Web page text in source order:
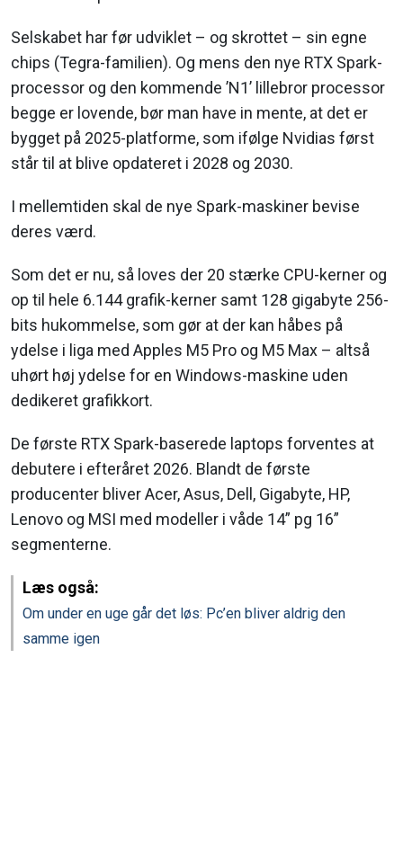
Selskabet har før udviklet – og skrottet – sin egne
chips (Tegra-familien). Og mens den nye RTX Spark-
processor og den kommende ’N1’ lillebror processor
begge er lovende, bør man have in mente, at det er
bygget på 2025-platforme, som ifølge Nvidias først
står til at blive opdateret i 2028 og 2030.
I mellemtiden skal de nye Spark-maskiner bevise
deres værd.
Som det er nu, så loves der 20 stærke CPU-kerner og
op til hele 6.144 grafik-kerner samt 128 gigabyte 256-
bits hukommelse, som gør at der kan håbes på
ydelse i liga med Apples M5 Pro og M5 Max – altså
uhørt høj ydelse for en Windows-maskine uden
dedikeret grafikkort.
De første RTX Spark-baserede laptops forventes at
debutere i efteråret 2026. Blandt de første
producenter bliver Acer, Asus, Dell, Gigabyte, HP,
Lenovo og MSI med modeller i våde 14” pg 16”
segmenterne.
Læs også:
Om under en uge går det løs: Pc’en bliver aldrig den
samme igen